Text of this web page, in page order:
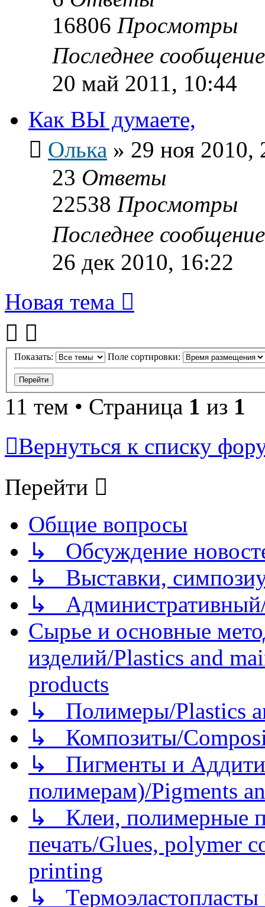
16806 Просмотры
Последнее
20 май 2011, 10:44
Как ВЫ думаете,
Олька » 29 ноя 2010,
23 Ответы
22538 Просмотры
Последнее
26 дек 2010, 16:22
Новая тема
Показать: Поле сортировки:
11 тем • Страница 1 из 1
Вернуться к списку
Перейти
Общие вопросы
↳ Обсуждение
↳ Выставки,
↳
Сырье и основные
изделий/Plastics and
products
↳ Полимеры/Plastics
↳ Композиты/
↳ Пигменты и
полимерам)/Pigments
↳ Клеи, полимерные
печать/Glues, polymer
printing
↳